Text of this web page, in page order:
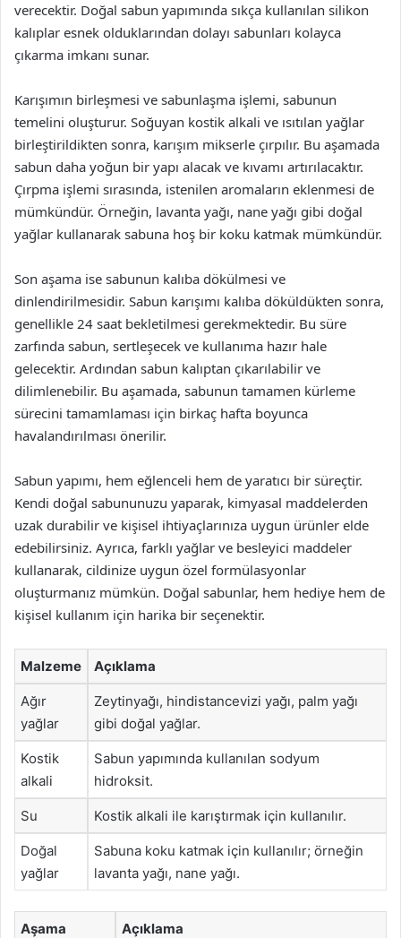
verecektir. Doğal sabun yapımında sıkça kullanılan silikon
kalıplar esnek olduklarından dolayı sabunları kolayca
çıkarma imkanı sunar.
Karışımın birleşmesi ve sabunlaşma işlemi, sabunun
temelini oluşturur. Soğuyan kostik alkali ve ısıtılan yağlar
birleştirildikten sonra, karışım mikserle çırpılır. Bu aşamada
sabun daha yoğun bir yapı alacak ve kıvamı artırılacaktır.
Çırpma işlemi sırasında, istenilen aromaların eklenmesi de
mümkündür. Örneğin, lavanta yağı, nane yağı gibi doğal
yağlar kullanarak sabuna hoş bir koku katmak mümkündür.
Son aşama ise sabunun kalıba dökülmesi ve
dinlendirilmesidir. Sabun karışımı kalıba döküldükten sonra,
genellikle 24 saat bekletilmesi gerekmektedir. Bu süre
zarfında sabun, sertleşecek ve kullanıma hazır hale
gelecektir. Ardından sabun kalıptan çıkarılabilir ve
dilimlenebilir. Bu aşamada, sabunun tamamen kürleme
sürecini tamamlaması için birkaç hafta boyunca
havalandırılması önerilir.
Sabun yapımı, hem eğlenceli hem de yaratıcı bir süreçtir.
Kendi doğal sabununuzu yaparak, kimyasal maddelerden
uzak durabilir ve kişisel ihtiyaçlarınıza uygun ürünler elde
edebilirsiniz. Ayrıca, farklı yağlar ve besleyici maddeler
kullanarak, cildinize uygun özel formülasyonlar
oluşturmanız mümkün. Doğal sabunlar, hem hediye hem de
kişisel kullanım için harika bir seçenektir.
Malzeme Açıklama
Ağır
yağlar
Zeytinyağı, hindistancevizi yağı, palm yağı
gibi doğal yağlar.
Kostik
alkali
Sabun yapımında kullanılan sodyum
hidroksit.
Su Kostik alkali ile karıştırmak için kullanılır.
Doğal
yağlar
Sabuna koku katmak için kullanılır; örneğin
lavanta yağı, nane yağı.
Aşama Açıklama